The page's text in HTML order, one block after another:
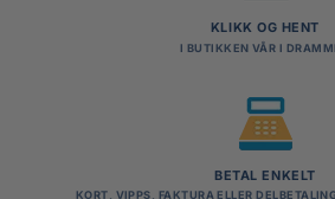
KLIKK OG HENT
I BUTIKKEN VÅR I
BETAL ENKELT
KORT, VIPPS, FAKTURA ELLER